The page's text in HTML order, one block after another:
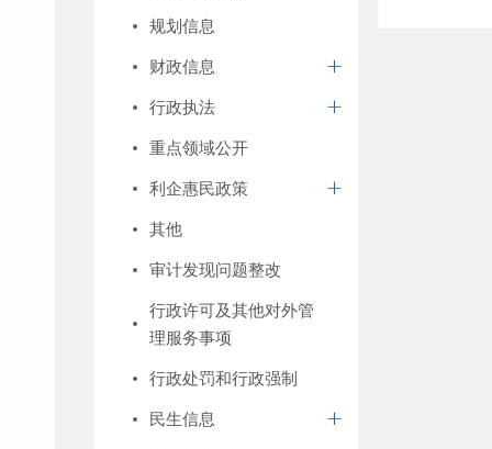
规划信息
财政信息
行政执法
重点领域公开
利企惠民政策
其他
审计发现问题整改
行政许可及其他对外管
理服务事项
行政处罚和行政强制
民生信息